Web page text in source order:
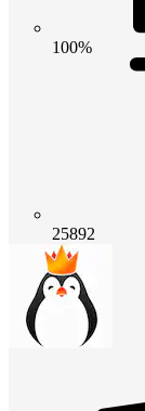
100%
25892